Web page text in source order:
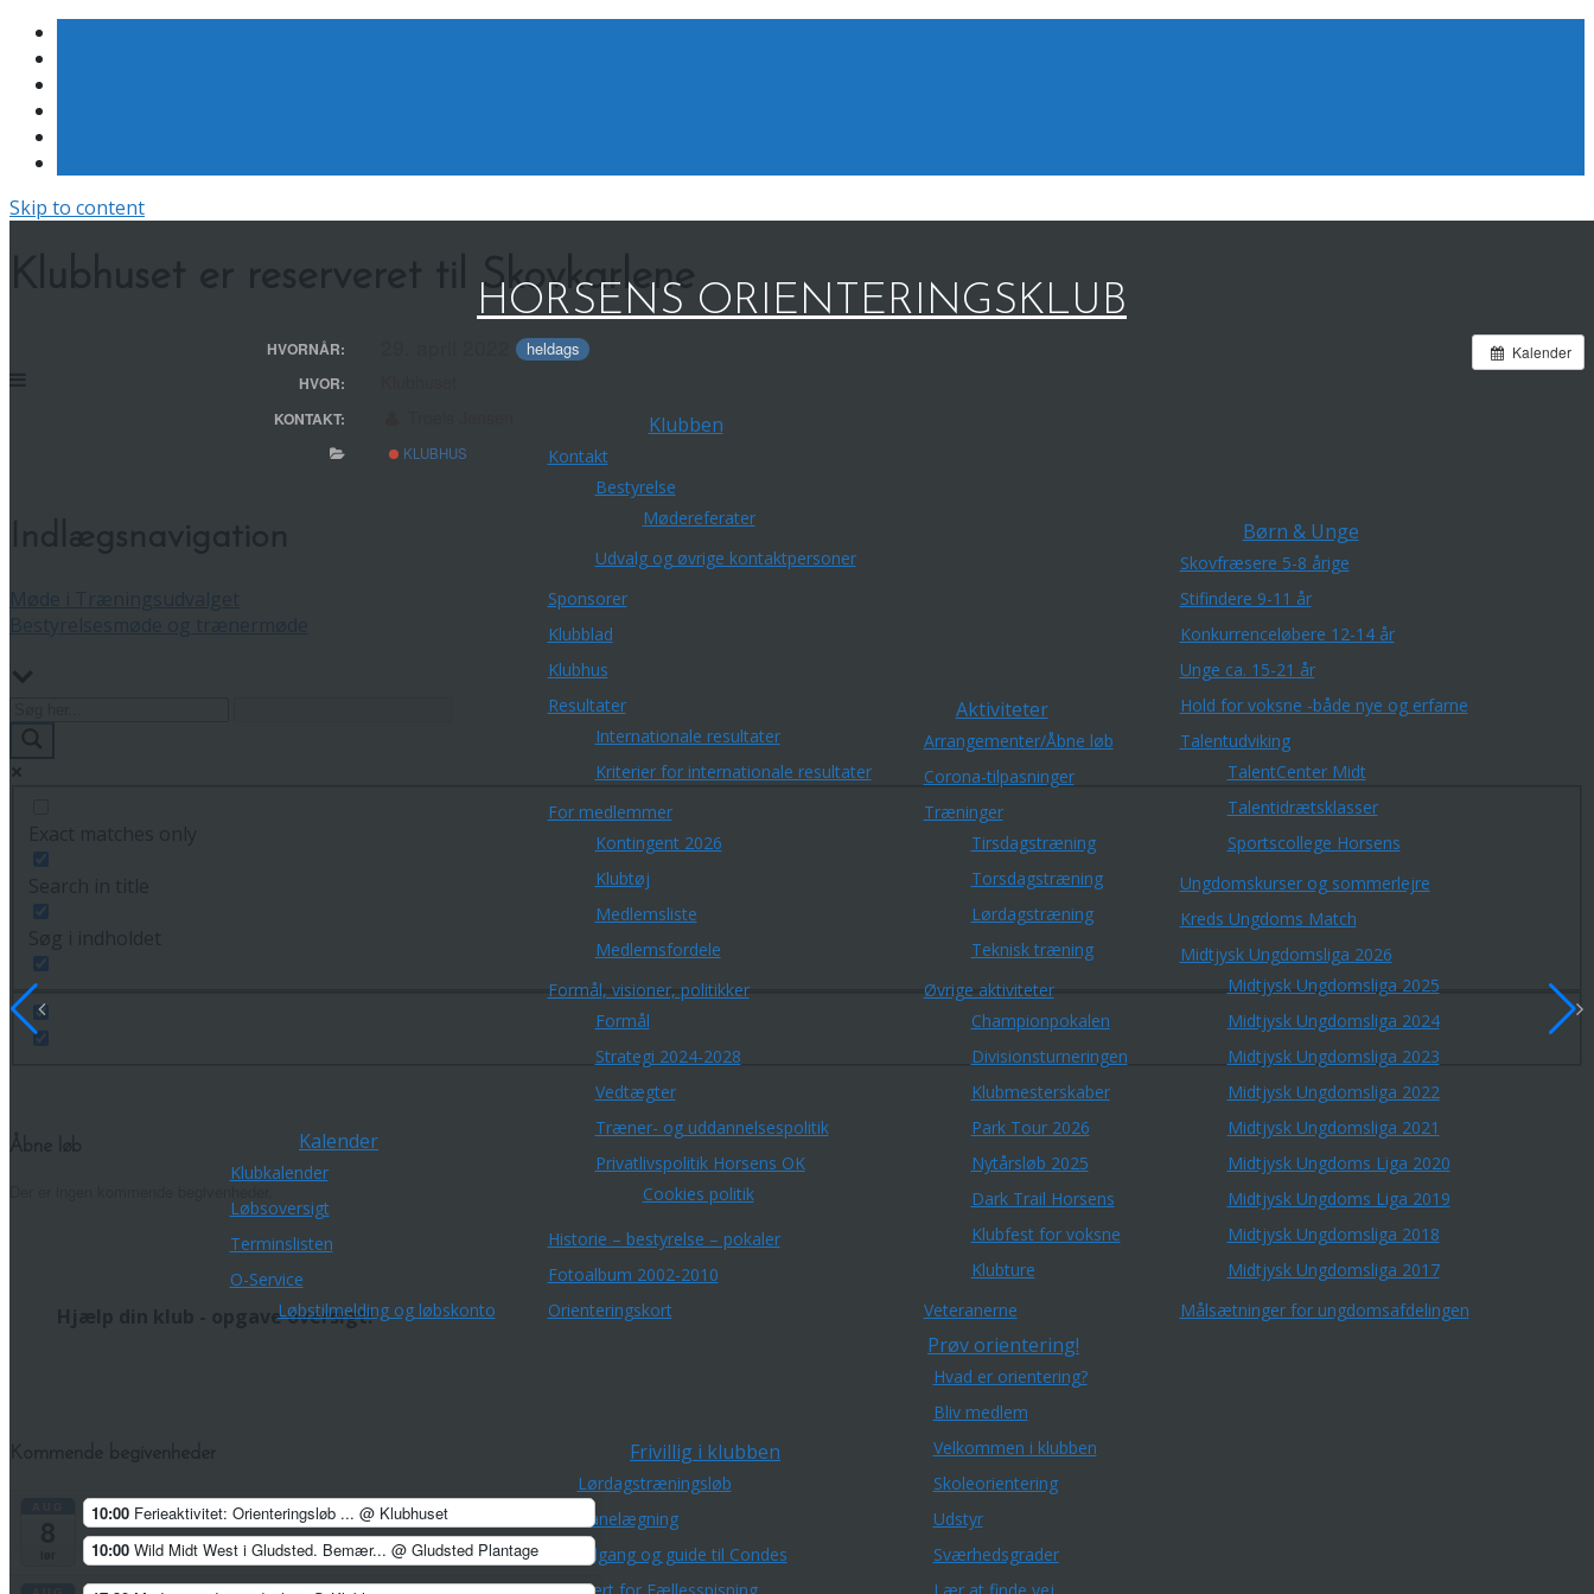
Skip to content
HORSENS ORIENTERINGSKLUB
Kalender
Klubkalender
Løbsoversigt
Terminslisten
O-Service
Løbstilmelding og løbskonto
Klubben
Kontakt
Bestyrelse
Mødereferater
Udvalg og øvrige kontaktpersoner
Sponsorer
Klubblad
Klubhus
Resultater
Internationale resultater
Kriterier for internationale resultater
For medlemmer
Kontingent 2026
Klubtøj
Medlemsliste
Medlemsfordele
Formål, visioner, politikker
Formål
Strategi 2024-2028
Vedtægter
Træner- og uddannelsespolitik
Privatlivspolitik Horsens OK
Cookies politik
Historie – bestyrelse – pokaler
Fotoalbum 2002-2010
Orienteringskort
Aktiviteter
Arrangementer/Åbne løb
Corona-tilpasninger
Træninger
Tirsdagstræning
Torsdagstræning
Lørdagstræning
Teknisk træning
Øvrige aktiviteter
Championpokalen
Divisionsturneringen
Klubmesterskaber
Park Tour 2026
Nytårsløb 2025
Dark Trail Horsens
Klubfest for voksne
Klubture
Veteranerne
Børn & Unge
Skovfræsere 5-8 årige
Stifindere 9-11 år
Konkurrenceløbere 12-14 år
Unge ca. 15-21 år
Hold for voksne -både nye og erfarne
Talentudviking
TalentCenter Midt
Talentidrætsklasser
Sportscollege Horsens
Ungdomskurser og sommerlejre
Kreds Ungdoms Match
Midtjysk Ungdomsliga 2026
Midtjysk Ungdomsliga 2025
Midtjysk Ungdomsliga 2024
Midtjysk Ungdomsliga 2023
Midtjysk Ungdomsliga 2022
Midtjysk Ungdomsliga 2021
Midtjysk Ungdoms Liga 2020
Midtjysk Ungdoms Liga 2019
Midtjysk Ungdomsliga 2018
Midtjysk Ungdomsliga 2017
Målsætninger for ungdomsafdelingen
Frivillig i klubben
Lørdagstræningsløb
Banelægning
Adgang og guide til Condes
Prøv orientering!
Hvad er orientering?
Bliv medlem
Velkommen i klubben
Skoleorientering
Udstyr
Sværhedsgrader
Klubhuset er reserveret til Skovkarlene
Kalender
HVORNÅR: 29. april 2022 heldags
HVOR:
KONTAKT:
KLUBHUS
Hjælp din klub - opgave oversigt!
10:00 Ferieaktivitet: Orienteringsløb ... @ Klubhuset
10:00 Wild Midt West i Gludsted. Bemær... @ Gludsted Plantage